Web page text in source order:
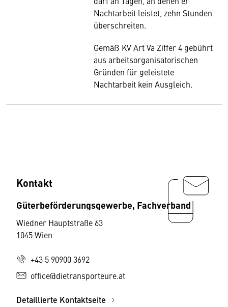
Nachtarbeit leistet, zehn Stunden
überschreiten.
Gemäß KV Art Va Ziffer 4 gebührt
aus arbeitsorganisatorischen
Gründen für geleistete
Nachtarbeit kein Ausgleich.
Kontakt
Güterbeförderungsgewerbe, Fachverband
Wiedner Hauptstraße 63
1045 Wien
+43 5 90900 3692
office@dietransporteure.at
Detaillierte Kontaktseite